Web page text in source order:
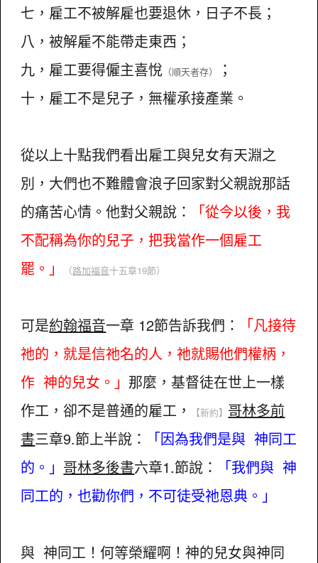
七，雇工不被解雇也要退休，日子不長；
八，被解雇不能帶走東西；
九，雇工要得僱主喜悅 （順天者存）
；
十，雇工不是兒子，無權承接產業。
從以上十點我們看出雇工與兒女有天淵之
別，大們也不難體會浪子回家對父親說那話
的痛苦心情。他對父親說：
「從今以後，我
不配稱為你的兒子，把我當作一個雇工
罷。」
（路加福音十五章19節）
可是約翰福音一章 12節告訴我們：
「凡接待
祂的，就是信祂名的人，祂就賜他們權柄，
作 神的兒女。」 那麼，基督徒在世上一樣
作工，卻不是普通的雇工，
【新約】 哥林多前
書三章9.節上半說：
「因為我們是與 神同工
的。」 哥林多後書六章1.節說：
「我們與 神
同工的，也勸你們，不可徒受祂恩典。」
與 神同工！何等榮耀啊！神的兒女與神同